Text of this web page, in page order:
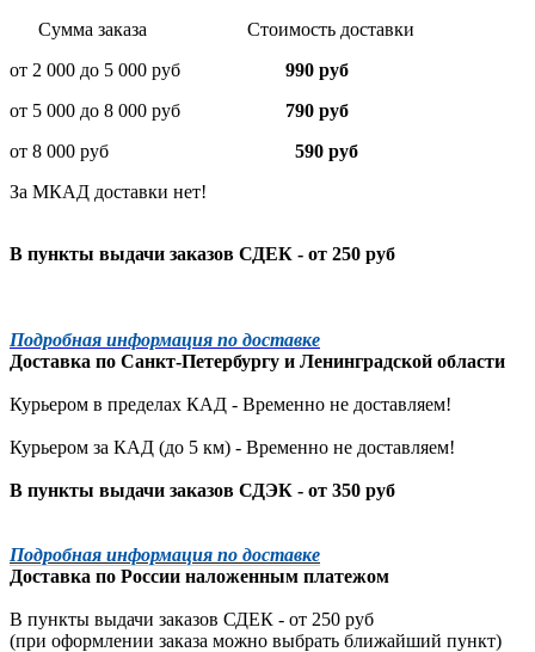
Сумма заказа Стоимость доставки
от 2 000 до 5 000 руб
990 руб
от 5 000 до 8 000 руб 790 руб
от 8 000 руб 590 руб
За МКАД доставки нет!
В пункты выдачи заказов СДЕК - от 250 руб
Подробная информация по доставке
Доставка по Санкт-Петербургу и Ленинградской области
Курьером в пределах КАД - Временно не доставляем!
Курьером за КАД (до 5 км) - Временно не доставляем!
В пункты выдачи заказов СДЭК - от 350 руб
Подробная информация по доставке
Доставка по России наложенным платежом
В пункты выдачи заказов СДЕК - от 250 руб
(при оформлении заказа можно выбрать ближайший пункт)